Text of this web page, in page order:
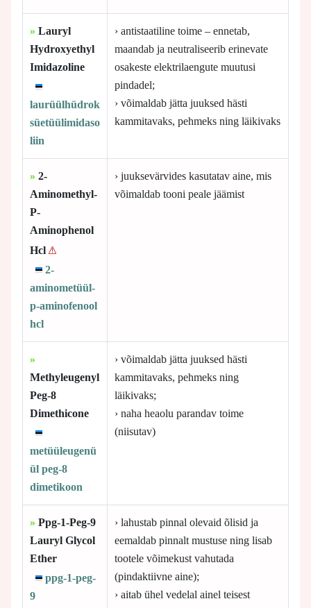
» Lauryl
Hydroxyethyl
Imidazoline
laurüülhüdrok
süetüülimidaso
liin
› antistaatiline toime – ennetab,
maandab ja neutraliseerib erinevate
osakeste elektrilaengute muutusi
pindadel;
› võimaldab jätta juuksed hästi
kammitavaks, pehmeks ning läikivaks
» 2-
Aminomethyl-
P-
Aminophenol
Hcl
2-
aminometüül-
p-aminofenool
hcl
› juuksevärvides kasutatav aine, mis
võimaldab tooni peale jäämist
»
Methyleugenyl
Peg-8
Dimethicone
metüüleugenü
ül peg-8
dimetikoon
› võimaldab jätta juuksed hästi
kammitavaks, pehmeks ning
läikivaks;
› naha heaolu parandav toime
(niisutav)
» Ppg-1-Peg-9
Lauryl Glycol
Ether
ppg-1-peg-
9
› lahustab pinnal olevaid õlisid ja
eemaldab pinnalt mustuse ning lisab
tootele võimekust vahutada
(pindaktiivne aine);
› aitab ühel vedelal ainel teisest